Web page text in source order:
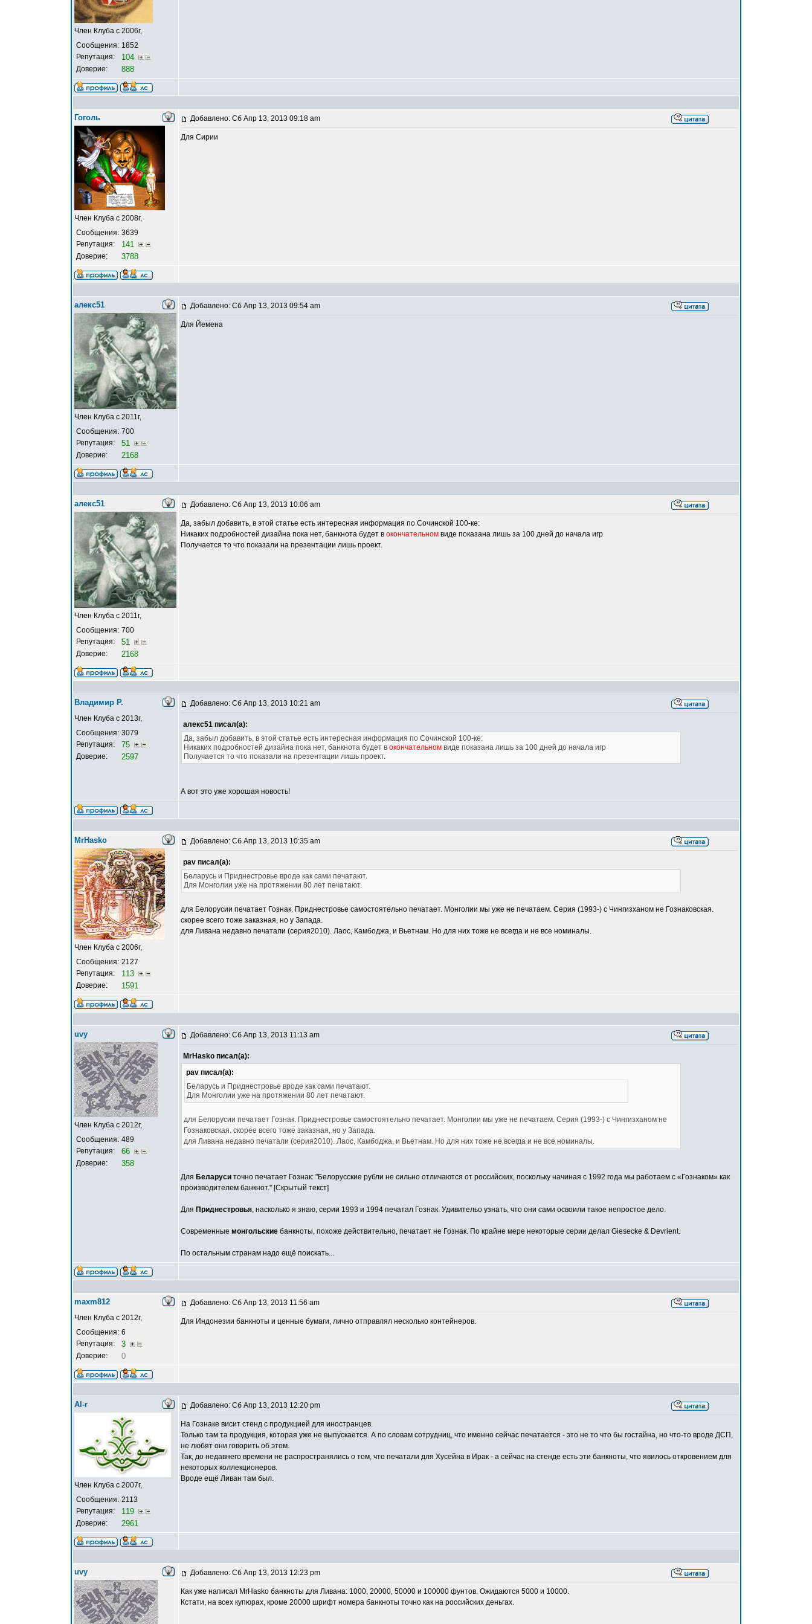
Член Клуба с 2006г,
Сообщения: 1852
Репутация:
104
Доверие: 888
Гоголь
Член Клуба с 2008г,
Сообщения: 3639
Репутация:
141
Доверие: 3788
Добавлено: Сб Апр 13, 2013 09:18 am
Для Сирии
алекс51
Член Клуба с 2011г,
Сообщения: 700
Репутация:
51
Доверие: 2168
Добавлено: Сб Апр 13, 2013 09:54 am
Для Йемена
алекс51
Член Клуба с 2011г,
Сообщения: 700
Репутация:
51
Доверие: 2168
Добавлено: Сб Апр 13, 2013 10:06 am
Да, забыл добавить, в этой статье есть интересная информация по Сочинской 100-ке:
Никаких подробностей дизайна пока нет, банкнота будет в окончательном виде показана лишь за 100 дней до начала игр
Получается то что показали на презентации лишь проект.
Владимир Р.
Член Клуба с 2013г,
Сообщения: 3079
Репутация:
75
Доверие: 2597
Добавлено: Сб Апр 13, 2013 10:21 am
алекс51 писал(а):
Да, забыл добавить, в этой статье есть интересная информация по Сочинской 100-ке:
Никаких подробностей дизайна пока нет, банкнота будет в окончательном виде показана лишь за 100 дней до начала игр
Получается то что показали на презентации лишь проект.
А вот это уже хорошая новость!
MrHasko
Член Клуба с 2006г,
Сообщения: 2127
Репутация:
113
Доверие: 1591
Добавлено: Сб Апр 13, 2013 10:35 am
pav писал(а):
Беларусь и Приднестровье вроде как сами печатают.
Для Монголии уже на протяжении 80 лет печатают.
для Белорусии печатает Гознак. Приднестровье самостоятельно печатает. Монголии мы уже не печатаем. Серия (1993-) с Чингизханом не Гознаковская.
скорее всего тоже заказная, но у Запада.
для Ливана недавно печатали (серия2010). Лаос, Камбоджа, и Вьетнам. Но для них тоже не всегда и не все номиналы.
uvy
Член Клуба с 2012г,
Сообщения: 489
Репутация:
66
Доверие: 358
Добавлено: Сб Апр 13, 2013 11:13 am
MrHasko писал(а):
pav писал(а):
Беларусь и Приднестровье вроде как сами печатают.
Для Монголии уже на протяжении 80 лет печатают.
для Белорусии печатает Гознак. Приднестровье самостоятельно печатает. Монголии мы уже не печатаем. Серия (1993-) с Чингизханом не
Гознаковская. скорее всего тоже заказная, но у Запада.
для Ливана недавно печатали (серия2010). Лаос, Камбоджа, и Вьетнам. Но для них тоже не всегда и не все номиналы.
Для Беларуси точно печатает Гознак: "Белорусские рубли не сильно отличаются от российских, поскольку начиная с 1992 года мы работаем с «Гознаком» как
производителем банкнот." [Скрытый текст]
Для Приднестровья, насколько я знаю, серии 1993 и 1994 печатал Гознак. Удивительо узнать, что они сами освоили такое непростое дело.
Современные монгольские банкноты, похоже действительно, печатает не Гознак. По крайне мере некоторые серии делал Giesecke & Devrient.
По остальным странам надо ещё поискать...
maxm812
Член Клуба с 2012г,
Сообщения: 6
Репутация:
3
Доверие: 0
Добавлено: Сб Апр 13, 2013 11:56 am
Для Индонезии банкноты и ценные бумаги, лично отправлял несколько контейнеров.
Al-r
Член Клуба с 2007г,
Сообщения: 2113
Репутация:
119
Доверие: 2961
Добавлено: Сб Апр 13, 2013 12:20 pm
На Гознаке висит стенд с продукцией для иностранцев.
Только там та продукция, которая уже не выпускается. А по словам сотрудниц, что именно сейчас печатается - это не то что бы гостайна, но что-то вроде ДСП,
не любят они говорить об этом.
Так, до недавнего времени не распространялись о том, что печатали для Хусейна в Ирак - а сейчас на стенде есть эти банкноты, что явилось откровением для
некоторых коллекционеров.
Вроде ещё Ливан там был.
uvy Добавлено: Сб Апр 13, 2013 12:23 pm
Как уже написал MrHasko банкноты для Ливана: 1000, 20000, 50000 и 100000 фунтов. Ожидаются 5000 и 10000.
Кстати, на всех купюрах, кроме 20000 шрифт номера банкноты точно как на российских деньгах.